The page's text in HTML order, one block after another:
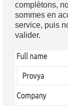
complètons,
sommes en
service, puis
valider.